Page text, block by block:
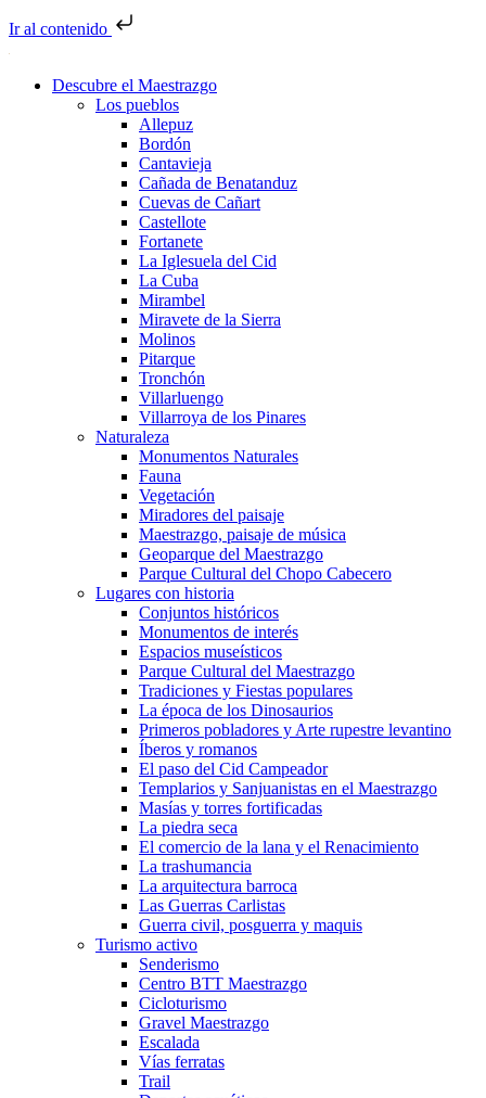
Ir al contenido
Descubre el Maestrazgo
Los pueblos
Allepuz
Bordón
Cantavieja
Cañada de Benatanduz
Cuevas de Cañart
Castellote
Fortanete
La Iglesuela del Cid
La Cuba
Mirambel
Miravete de la Sierra
Molinos
Pitarque
Tronchón
Villarluengo
Villarroya de los Pinares
Naturaleza
Monumentos Naturales
Fauna
Vegetación
Miradores del paisaje
Maestrazgo, paisaje de música
Geoparque del Maestrazgo
Parque Cultural del Chopo Cabecero
Lugares con historia
Conjuntos históricos
Monumentos de interés
Espacios museísticos
Parque Cultural del Maestrazgo
Tradiciones y Fiestas populares
La época de los Dinosaurios
Primeros pobladores y Arte rupestre levantino
Íberos y romanos
El paso del Cid Campeador
Templarios y Sanjuanistas en el Maestrazgo
Masías y torres fortificadas
La piedra seca
El comercio de la lana y el Renacimiento
La trashumancia
La arquitectura barroca
Las Guerras Carlistas
Guerra civil, posguerra y maquis
Turismo activo
Senderismo
Centro BTT Maestrazgo
Cicloturismo
Gravel Maestrazgo
Escalada
Vías ferratas
Trail